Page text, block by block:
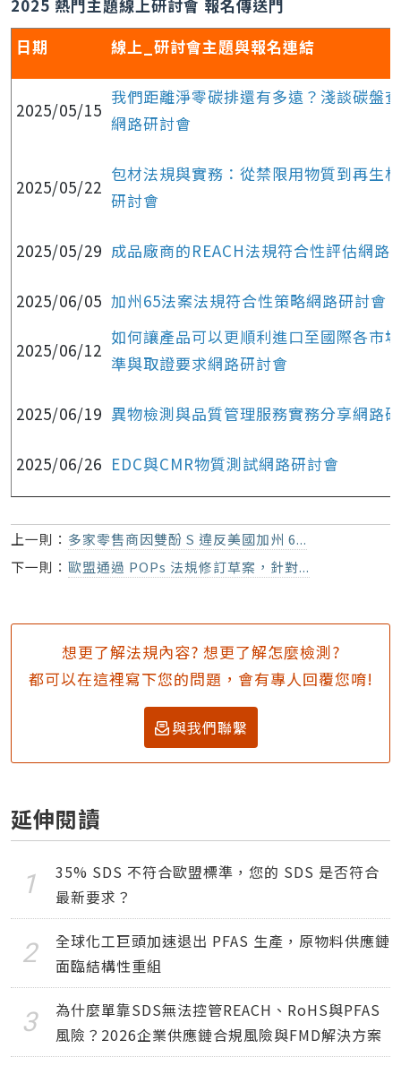
2025 熱門主題線上研討會 報名傳送門
日期
線上_研討會主題與報名連結
2025/05/15
我們距離淨零碳排還有多遠？淺談碳盤
網路研討會
2025/05/22
包材法規與實務：從禁限用物質到再生
研討會
2025/05/29 成品廠商的REACH法規符合性評估網路
2025/06/05 加州65法案法規符合性策略網路研討會
2025/06/12
如何讓產品可以更順利進口至國際各市
準與取證要求網路研討會
2025/06/19 異物檢測與品質管理服務實務分享網路
2025/06/26 EDC與CMR物質測試網路研討會
上一則： 多家零售商因雙酚 S 違反美國加州 6...
下一則： 歐盟通過 POPs 法規修訂草案，針對...
想更了解法規內容? 想更了解怎麼檢測?
都可以在這裡寫下您的問題，會有專人回覆您唷!
與我們聯繫
延伸閱讀
35% SDS 不符合歐盟標準，您的 SDS 是否符合
最新要求？
全球化工巨頭加速退出 PFAS 生產，原物料供應鏈
面臨結構性重組
為什麼單靠SDS無法控管REACH、RoHS與PFAS
風險？2026企業供應鏈合規風險與FMD解決方案